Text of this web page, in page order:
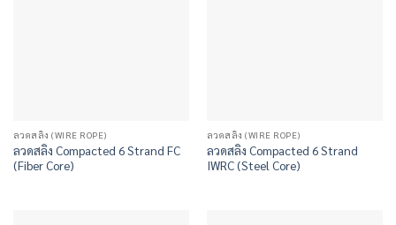
ลวดสลิง (WIRE ROPE)
ลวดสลิง Compacted 6 Strand FC
(Fiber Core)
ลวดสลิง (WIRE ROPE)
ลวดสลิง Compacted 6 Strand
IWRC (Steel Core)